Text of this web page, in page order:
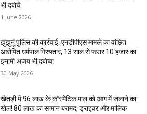
भी दबोचे
1 June 2026
झुंझुनूं पुलिस की कार्रवाई: एनडीपीएस मामले का वांछित
आरोपित धर्मपाल गिरफ्तार, 13 साल से फरार 10 हजार का
इनामी अजय भी दबोचा
30 May 2026
खेतड़ी में 96 लाख के कॉस्मेटिक माल को आग में जलाने का
खेल! 80 लाख का सामान बरामद, ड्राइवर और मालिक